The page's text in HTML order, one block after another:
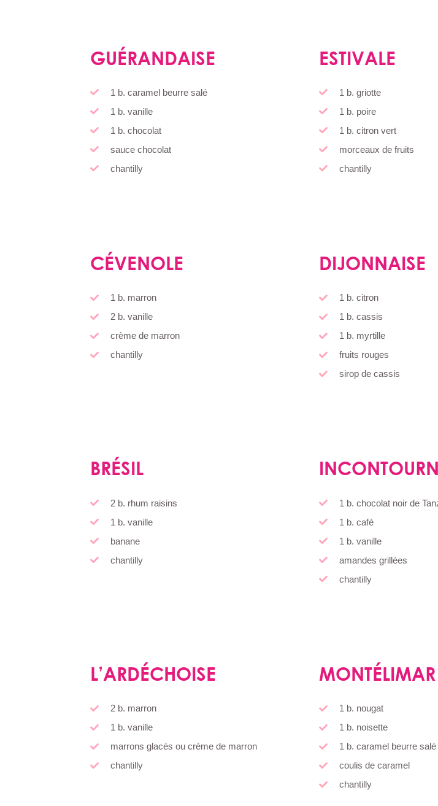
GUÉRANDAISE
1 b. caramel beurre salé
1 b. vanille
1 b. chocolat
sauce chocolat
chantilly
ESTIVALE
1 b. griotte
1 b. poire
1 b. citron vert
morceaux de fruits
chantilly
CÉVENOLE
1 b. marron
2 b. vanille
crème de marron
chantilly
DIJONNAISE
1 b. citron
1 b. cassis
1 b. myrtille
fruits rouges
sirop de cassis
BRÉSIL
2 b. rhum raisins
1 b. vanille
banane
chantilly
1 b. chocolat noir de
1 b. café
1 b. vanille
amandes grillées
chantilly
L’ARDÉCHOISE
2 b. marron
1 b. vanille
marrons glacés ou crème de marron
chantilly
MONTÉLIMAR
1 b. nougat
1 b. noisette
1 b. caramel beurre salé
coulis de caramel
chantilly